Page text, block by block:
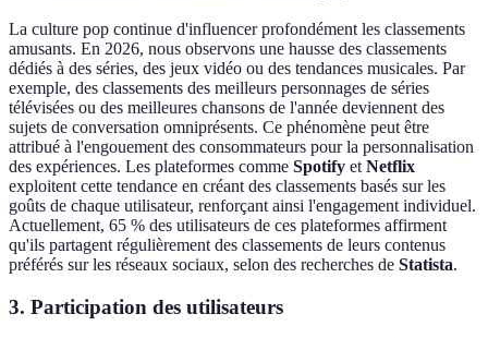
La culture pop continue d'influencer profondément les classements
amusants. En 2026, nous observons une hausse des classements
dédiés à des séries, des jeux vidéo ou des tendances musicales. Par
exemple, des classements des meilleurs personnages de séries
télévisées ou des meilleures chansons de l'année deviennent des
sujets de conversation omniprésents. Ce phénomène peut être
attribué à l'engouement des consommateurs pour la personnalisation
des expériences. Les plateformes comme Spotify et Netflix
exploitent cette tendance en créant des classements basés sur les
goûts de chaque utilisateur, renforçant ainsi l'engagement individuel.
Actuellement, 65 % des utilisateurs de ces plateformes affirment
qu'ils partagent régulièrement des classements de leurs contenus
préférés sur les réseaux sociaux, selon des recherches de Statista.
3. Participation des utilisateurs